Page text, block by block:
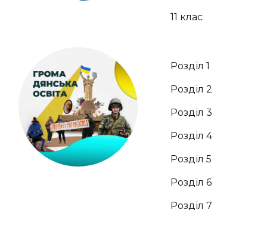
11 клас
Розділ 1
Розділ 2
Розділ 3
Розділ 4
Розділ 5
Розділ 6
Розділ 7